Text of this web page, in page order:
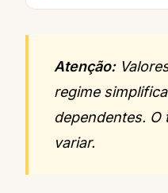
Atenção:
regime
dependentes. O
variar.